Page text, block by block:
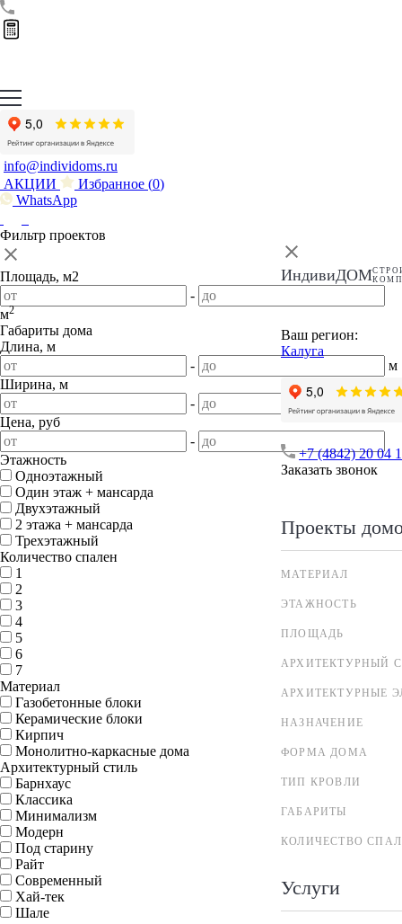
info@individoms.ru
АКЦИИ
Избранное (0)
WhatsApp
ИндивиДОМ
Ваш регион:
Калуга
+7 (4842) 20 04
Заказать звонок
Проекты
МАТЕРИАЛ
ЭТАЖНОСТЬ
ПЛОЩАДЬ
АРХИТЕКТУРНЫЙ
АРХИТЕКТУРНЫЕ
НАЗНАЧЕНИЕ
ФОРМА ДОМА
ТИП КРОВЛИ
ГАБАРИТЫ
КОЛИЧЕСТВО
Услуги
Фильтр проектов
Площадь, м2
-
м2
Габариты дома
Длина, м
-
м
Ширина, м
-
Цена, руб
-
Этажность
Одноэтажный
Один этаж + мансарда
Двухэтажный
2 этажа + мансарда
Трехэтажный
Количество спален
1
2
3
4
5
6
7
Материал
Газобетонные блоки
Керамические блоки
Кирпич
Монолитно-каркасные дома
Архитектурный стиль
Барнхаус
Классика
Минимализм
Модерн
Под старину
Райт
Современный
Хай-тек
Шале